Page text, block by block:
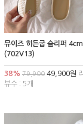
뮤이즈 히든굽 슬리퍼 4cm
(702V13)
38% 79,900 49,900원 리
뷰수 : 5개